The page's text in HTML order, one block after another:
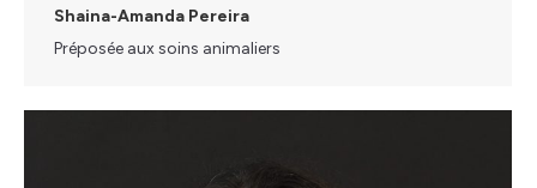
Shaina-Amanda Pereira
Préposée aux soins animaliers